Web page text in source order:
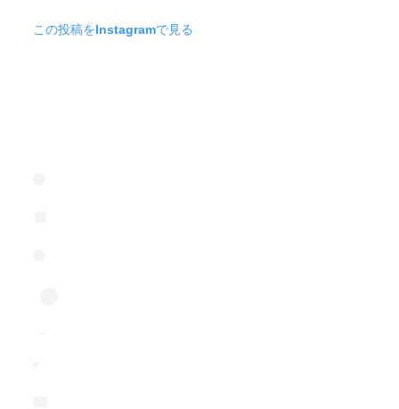
この投稿をInstagramで見る